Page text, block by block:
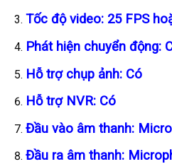
Tốc độ video: 25 FPS
Phát hiện chuyển động:
Hỗ trợ chụp ảnh: Có
Hỗ trợ NVR: Có
Đầu vào âm thanh:
Đầu ra âm thanh: